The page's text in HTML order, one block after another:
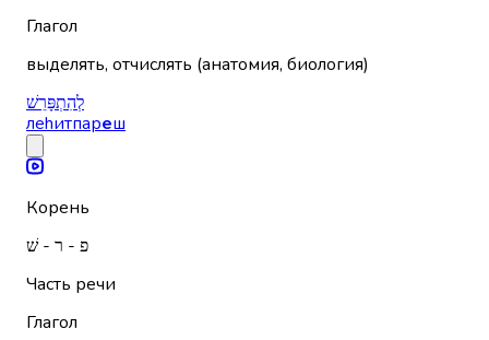
Глагол
выделять, отчислять (анатомия, биология)
לְהִתְפָּרֵשׁ
леhитпареш
Корень
פ - ר - שׁ
Часть речи
Глагол